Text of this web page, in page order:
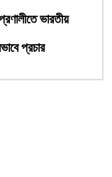
ভারতীয়
প্রচার